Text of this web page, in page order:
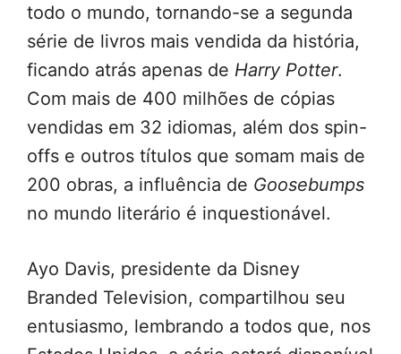
todo o mundo, tornando-se a segunda
série de livros mais vendida da história,
ficando atrás apenas de Harry Potter.
Com mais de 400 milhões de cópias
vendidas em 32 idiomas, além dos spin-
offs e outros títulos que somam mais de
200 obras, a influência de Goosebumps
no mundo literário é inquestionável.
Ayo Davis, presidente da Disney
Branded Television, compartilhou seu
entusiasmo, lembrando a todos que, nos